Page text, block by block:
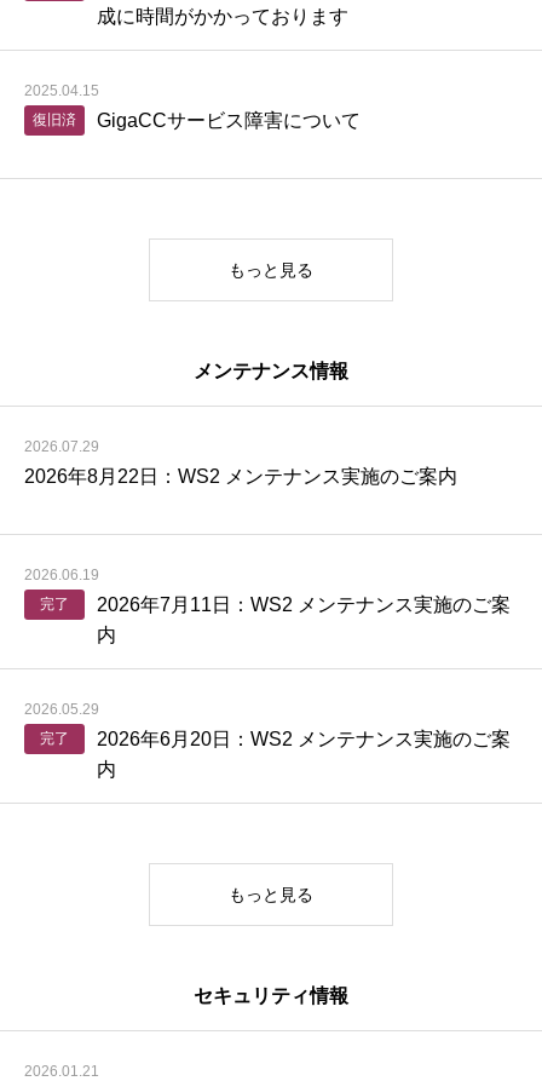
成に時間がかかっております
2025.04.15
復旧済
GigaCCサービス障害について
もっと見る
メンテナンス情報
2026.07.29
2026年8月22日：WS2 メンテナンス実施のご案内
2026.06.19
完了
2026年7月11日：WS2 メンテナンス実施のご案
内
2026.05.29
完了
2026年6月20日：WS2 メンテナンス実施のご案
内
もっと見る
セキュリティ情報
2026.01.21